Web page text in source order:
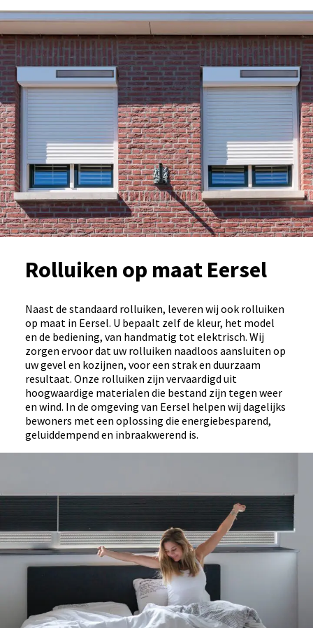
Rolluiken op maat Eersel
Naast de standaard rolluiken, leveren wij ook rolluiken
op maat in Eersel. U bepaalt zelf de kleur, het model
en de bediening, van handmatig tot elektrisch. Wij
zorgen ervoor dat uw rolluiken naadloos aansluiten op
uw gevel en kozijnen, voor een strak en duurzaam
resultaat. Onze rolluiken zijn vervaardigd uit
hoogwaardige materialen die bestand zijn tegen weer
en wind. In de omgeving van Eersel helpen wij dagelijks
bewoners met een oplossing die energiebesparend,
geluiddempend en inbraakwerend is.